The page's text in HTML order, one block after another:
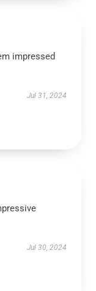
impressed
Jul 31, 2024
Jul 30, 2024